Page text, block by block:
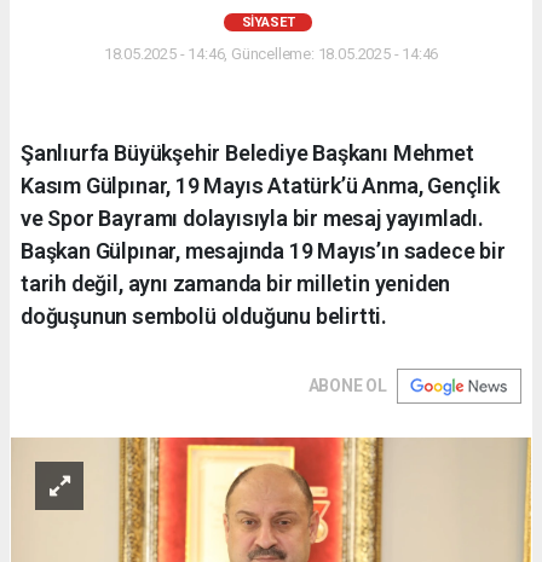
SIYASET
18.05.2025 - 14:46, Güncelleme: 18.05.2025 - 14:46
Şanlıurfa Büyükşehir Belediye Başkanı Mehmet
Kasım Gülpınar, 19 Mayıs Atatürk’ü Anma, Gençlik
ve Spor Bayramı dolayısıyla bir mesaj yayımladı.
Başkan Gülpınar, mesajında 19 Mayıs’ın sadece bir
tarih değil, aynı zamanda bir milletin yeniden
doğuşunun sembolü olduğunu belirtti.
ABONE OL